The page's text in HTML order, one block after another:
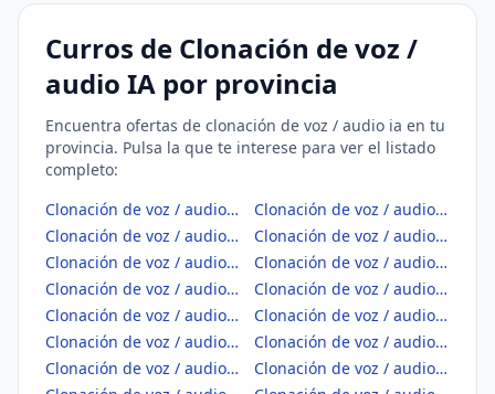
Curros de Clonación de voz /
audio IA por provincia
Encuentra ofertas de clonación de voz / audio ia en tu
provincia. Pulsa la que te interese para ver el listado
completo:
Clonación de voz / audio IA en Albacete
Clonación de voz / audio IA en Alicante/Alacant
Clonación de voz / audio IA en Almería
Clonación de voz / audio IA en Araba/Álava
Clonación de voz / audio IA en Asturias
Clonación de voz / audio IA en Ávila
Clonación de voz / audio IA en Badajoz
Clonación de voz / audio IA en Balears, Illes
Clonación de voz / audio IA en Barcelona
Clonación de voz / audio IA en Bizkaia
Clonación de voz / audio IA en Burgos
Clonación de voz / audio IA en Cáceres
Clonación de voz / audio IA en Cádiz
Clonación de voz / audio IA en Cantabria